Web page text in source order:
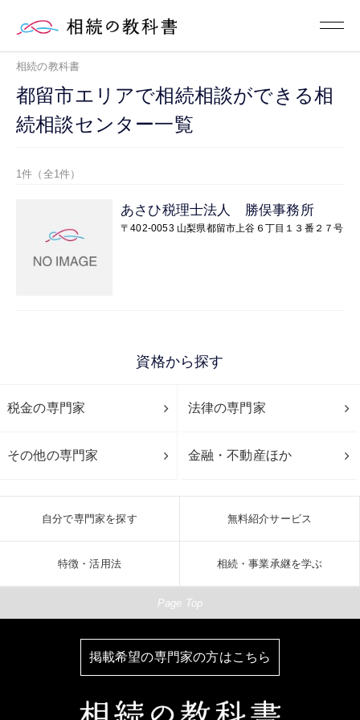
相続の教科書
都留市エリアで相続相談ができる相
続相談センター一覧
1件（全1件）
あさひ税理士法人 勝俣事務所
〒402-0053 山梨県都留市上谷６丁目１３番２７号
資格から探す
税金の専門家 法律の専門家
その他の専門家 金融・不動産ほか
自分で専門家を探す 無料紹介サービス
特徴・活用法 相続・事業承継を学ぶ
Page Top
掲載希望の専門家の方はこちら